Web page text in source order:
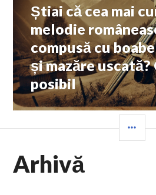
Next
post:
Știai că cea mai
melodie
compusă cu
și mazăre uscată?
posibil
Arhivă